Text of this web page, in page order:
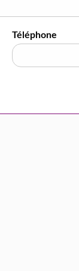
Téléphone